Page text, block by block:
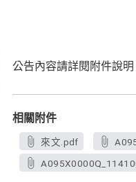
公告內容請詳閱附件說明
相關附件
來文.pdf